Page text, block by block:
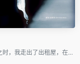
浓雾弥漫之时，我走出了出租屋，在空虚混沌的城市里孑孓而行。